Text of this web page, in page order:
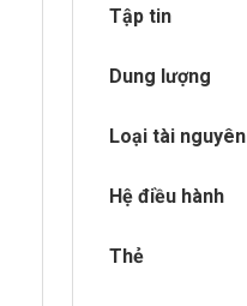
Tập tin
Dung lượng
Loại tài nguyên
Hệ điều hành
Thẻ